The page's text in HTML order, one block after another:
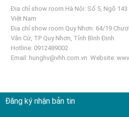
Địa chỉ show room Hà Nội: Số 5, Ngõ 143
Việt Nam
Địa chỉ show room Quy Nhơn: 64/19
Văn Cừ, TP Quy Nhơn, Tỉnh Bình Định
Hotline: 0912489002
Email: hunghv@vhh.com.vn Website:
Đăng ký nhận bản tin